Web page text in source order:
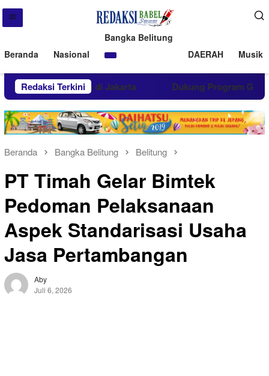
Beranda Nasional
Bangka Belitung
DAERAH
Musik
Redaksi Terkini
Donor Darah di Jakarta Dukung Program
Beranda Bangka Belitung Belitung
PT Timah Gelar Bimtek
Pedoman Pelaksanaan
Aspek Standarisasi Usaha
Jasa Pertambangan
Aby
Juli 6, 2026